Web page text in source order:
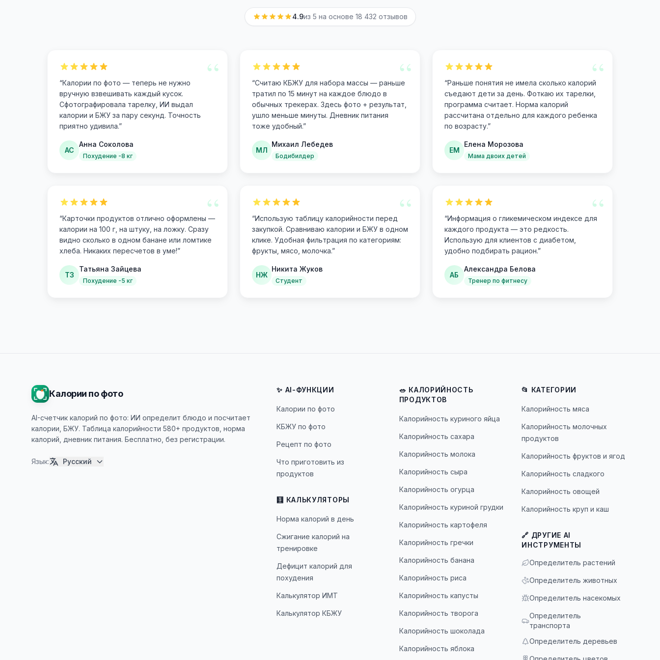
4.9из 5 на основе 18 432 отзывов
“
“Калории по фото — теперь не нужно
вручную взвешивать каждый кусок.
Сфотографировала тарелку, ИИ выдал
калории и БЖУ за пару секунд. Точность
приятно удивила.”
АС
Анна Соколова
Похудение -8 кг
“
“Считаю КБЖУ для набора массы — раньше
тратил по 15 минут на каждое блюдо в
обычных трекерах. Здесь фото + результат,
ушло меньше минуты. Дневник питания
тоже удобный.”
МЛ
Михаил Лебедев
Бодибилдер
“
“Раньше понятия не имела сколько калорий
съедают дети за день. Фоткаю их тарелки,
программа считает. Норма калорий
рассчитана отдельно для каждого ребенка
по возрасту.”
ЕМ
Елена Морозова
Мама двоих детей
“
“Карточки продуктов отлично оформлены —
калории на 100 г, на штуку, на ложку. Сразу
видно сколько в одном банане или ломтике
хлеба. Никаких пересчетов в уме!”
ТЗ
Татьяна Зайцева
Похудение -5 кг
“
“Использую таблицу калорийности перед
закупкой. Сравниваю калории и БЖУ в одном
клике. Удобная фильтрация по категориям:
фрукты, мясо, молочка.”
НЖ
Никита Жуков
Студент
“
“Информация о гликемическом индексе для
каждого продукта — это редкость.
Использую для клиентов с диабетом,
удобно подбирать рацион.”
АБ
Александра Белова
Тренер по фитнесу
Калории по фото
AI-счетчик калорий по фото: ИИ определит блюдо и посчитает
калории, БЖУ. Таблица калорийности 580+ продуктов, норма
калорий, дневник питания. Бесплатно, без регистрации.
Язык: Русский
✨ AI-ФУНКЦИИ
Калории по фото
КБЖУ по фото
Рецепт по фото
Что приготовить из
продуктов
🧮 КАЛЬКУЛЯТОРЫ
Норма калорий в день
Сжигание калорий на
тренировке
Дефицит калорий для
похудения
Калькулятор ИМТ
Калькулятор КБЖУ
🥗 КАЛОРИЙНОСТЬ
ПРОДУКТОВ
Калорийность куриного яйца
Калорийность сахара
Калорийность молока
Калорийность сыра
Калорийность огурца
Калорийность куриной грудки
Калорийность картофеля
Калорийность гречки
Калорийность банана
Калорийность риса
Калорийность капусты
Калорийность творога
Калорийность шоколада
Калорийность яблока
📂 КАТЕГОРИИ
Калорийность мяса
Калорийность молочных
продуктов
Калорийность фруктов и ягод
Калорийность сладкого
Калорийность овощей
Калорийность круп и каш
🔗 ДРУГИЕ AI
ИНСТРУМЕНТЫ
Определитель растений
Определитель животных
Определитель насекомых
Определитель
транспорта
Определитель деревьев